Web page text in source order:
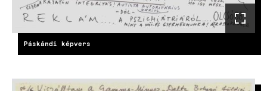
Páskándi képvers